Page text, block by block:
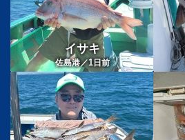
イサキ
佐島港／1 日前